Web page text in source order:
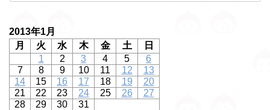
2013年1月
月
火 水 木 金 土
日
1
2 3 4 5
6
7
8 9 10 11 12
13
14
15 16 17 18 19
20
21
22 23 24 25 26
27
28
29 30
31